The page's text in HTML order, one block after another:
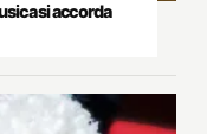
si accorda